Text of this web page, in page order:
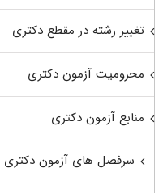
تغییر رشته در مقطع دکتری
محرومیت آزمون دکتری
منابع آزمون دکتری
سرفصل های آزمون دکتری